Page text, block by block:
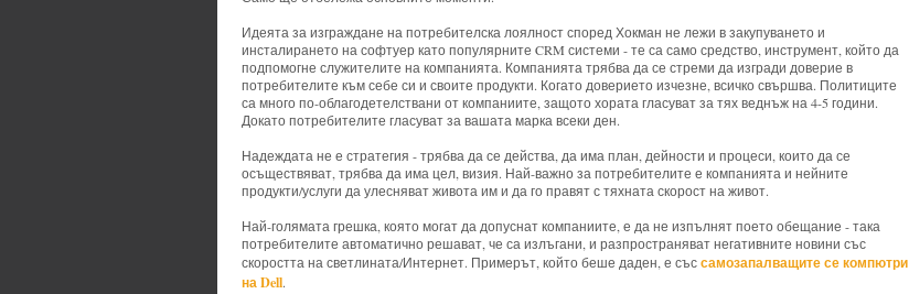
Идеята за изграждане на потребителска лоялност според Хокман не лежи в закупуването и
инсталирането на софтуер като популярните CRM системи - те са само средство, инструмент, който да
подпомогне служителите на компанията. Компанията трябва да се стреми да изгради доверие в
потребителите към себе си и своите продукти. Когато доверието изчезне, всичко свършва. Политиците
са много по-облагодетелствани от компаниите, защото хората гласуват за тях веднъж на 4-5 години.
Докато потребителите гласуват за вашата марка всеки ден.
Надеждата не е стратегия - трябва да се действа, да има план, дейности и процеси, които да се
осъществяват, трябва да има цел, визия. Най-важно за потребителите е компанията и нейните
продукти/услуги да улесняват живота им и да го правят с тяхната скорост на живот.
Най-голямата грешка, която могат да допуснат компаниите, е да не изпълнят поето обещание - така
потребителите автоматично решават, че са излъгани, и разпространяват негативните новини със
скоростта на светлината/Интернет. Примерът, който беше даден, е съссамозапалващите се компютри
на Dell.